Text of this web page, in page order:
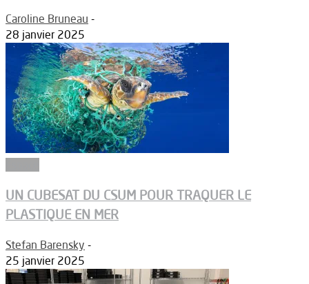
Caroline Bruneau -
28 janvier 2025
UN CUBESAT DU CSUM POUR TRAQUER LE
PLASTIQUE EN MER
Stefan Barensky -
25 janvier 2025